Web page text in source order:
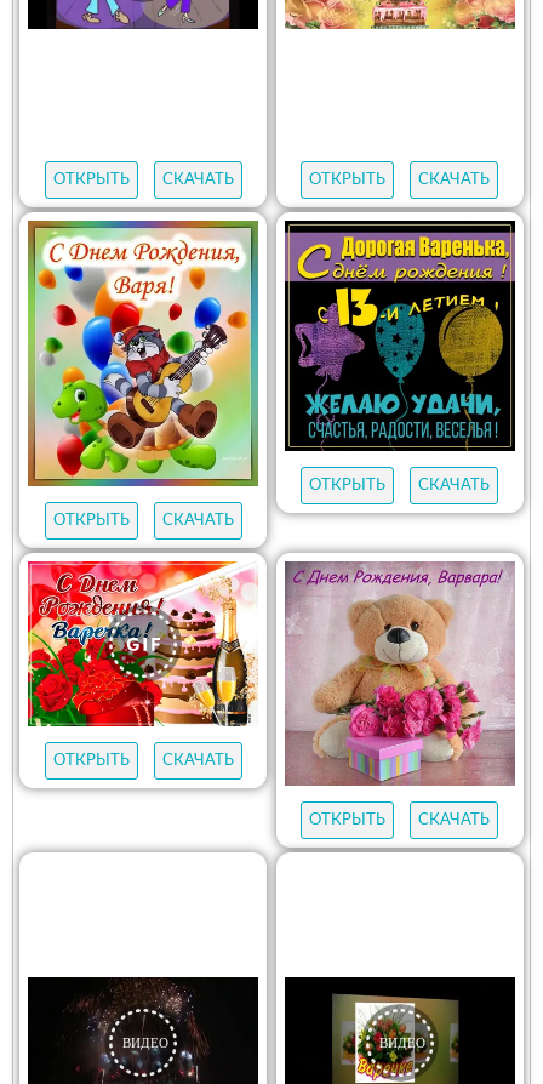
ОТКРЫТЬ СКАЧАТЬ ОТКРЫТЬ СКАЧАТЬ
ОТКРЫТЬ СКАЧАТЬ
ОТКРЫТЬ СКАЧАТЬ
ОТКРЫТЬ СКАЧАТЬ
ОТКРЫТЬ СКАЧАТЬ